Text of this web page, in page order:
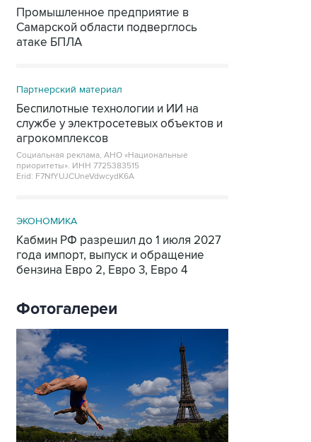
Промышленное предприятие в
Самарской области подверглось
атаке БПЛА
Партнерский материал
Беспилотные технологии и ИИ на
службе у электросетевых объектов и
агрокомплексов
Социальная реклама, АНО «Национальные
приоритеты». ИНН 7725383515
Erid: F7NfYUJCUneVdwcydK6A
ЭКОНОМИКА
Кабмин РФ разрешил до 1 июля 2027
года импорт, выпуск и обращение
бензина Евро 2, Евро 3, Евро 4
Фотогалереи